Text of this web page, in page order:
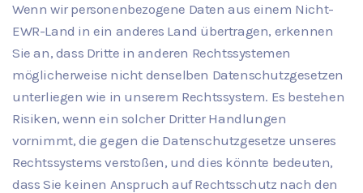
Wenn wir personenbezogene Daten aus einem Nicht-
EWR-Land in ein anderes Land übertragen, erkennen
Sie an, dass Dritte in anderen Rechtssystemen
möglicherweise nicht denselben Datenschutzgesetzen
unterliegen wie in unserem Rechtssystem. Es bestehen
Risiken, wenn ein solcher Dritter Handlungen
vornimmt, die gegen die Datenschutzgesetze unseres
Rechtssystems verstoßen, und dies könnte bedeuten,
dass Sie keinen Anspruch auf Rechtsschutz nach den